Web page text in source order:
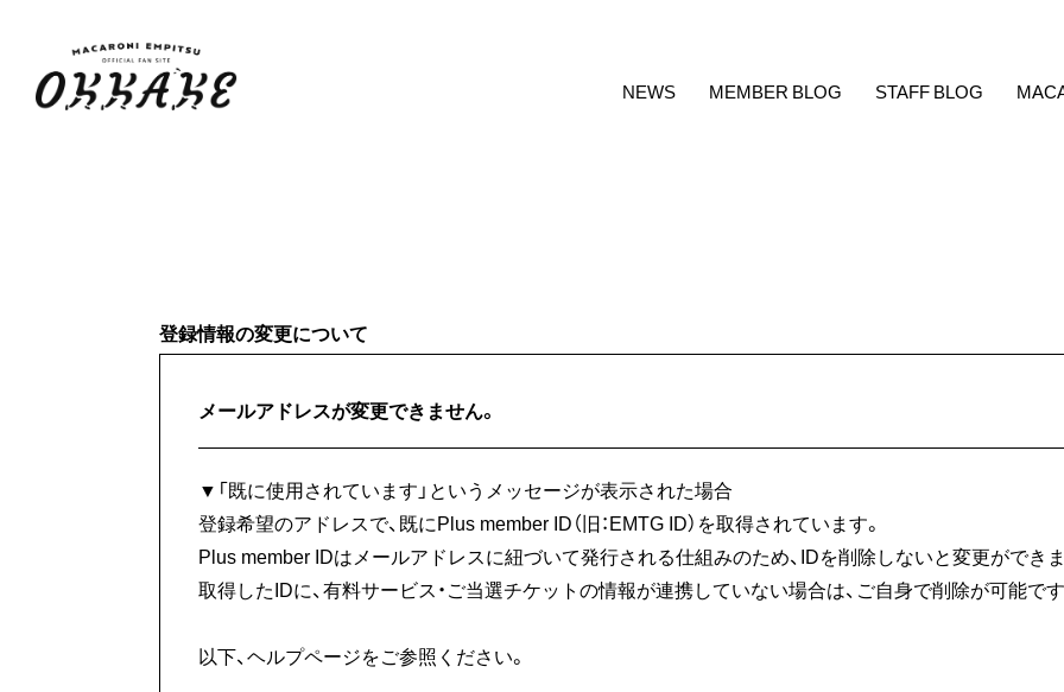
NEWS MEMBER BLOG STAFF BLOG
登録情報の変更について
メールアドレスが変更できません。
▼「既に使用されています」というメッセージが表示された場合
登録希望のアドレスで、既にPlus member ID（旧：EMTG ID）を取得されています。
Plus member IDはメールアドレスに紐づいて発行される仕組みのため、IDを削除しないと変更ができま
取得したIDに、有料サービス・ご当選チケットの情報が連携していない場合は、ご自身で削除が可能です
以下、ヘルプページをご参照ください。